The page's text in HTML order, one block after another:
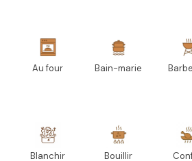
Au four Bain-marie
Blanchir Bouillir